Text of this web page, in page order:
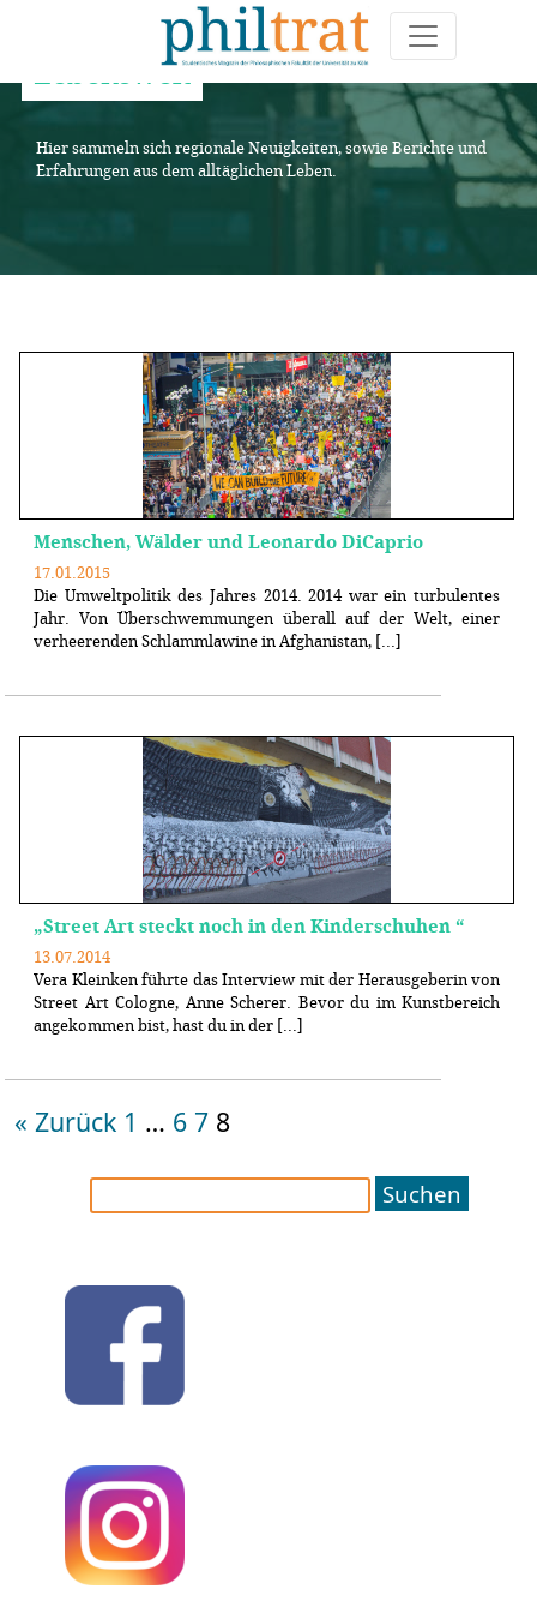
Lebenswelt
Hier sammeln sich regionale Neuigkeiten, sowie Berichte und
Erfahrungen aus dem alltäglichen Leben.
Menschen, Wälder und Leonardo DiCaprio
17.01.2015
Die Umweltpolitik des Jahres 2014. 2014 war ein turbulentes
Jahr. Von Überschwemmungen überall auf der Welt, einer
verheerenden Schlammlawine in Afghanistan, [...]
„Street Art steckt noch in den Kinderschuhen “
13.07.2014
Vera Kleinken führte das Interview mit der Herausgeberin von
Street Art Cologne, Anne Scherer. Bevor du im Kunstbereich
angekommen bist, hast du in der [...]
« Zurück 1 … 6 7 8
Suchen